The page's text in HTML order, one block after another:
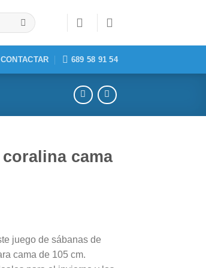
CONTACTAR 689 58 91 54
cama
juego de sábanas de
cama de 105 cm.